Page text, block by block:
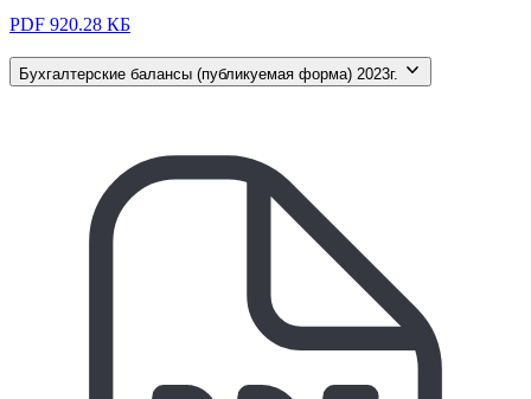
PDF 920.28 КБ
Бухгалтерские балансы (публикуемая форма) 2023г.